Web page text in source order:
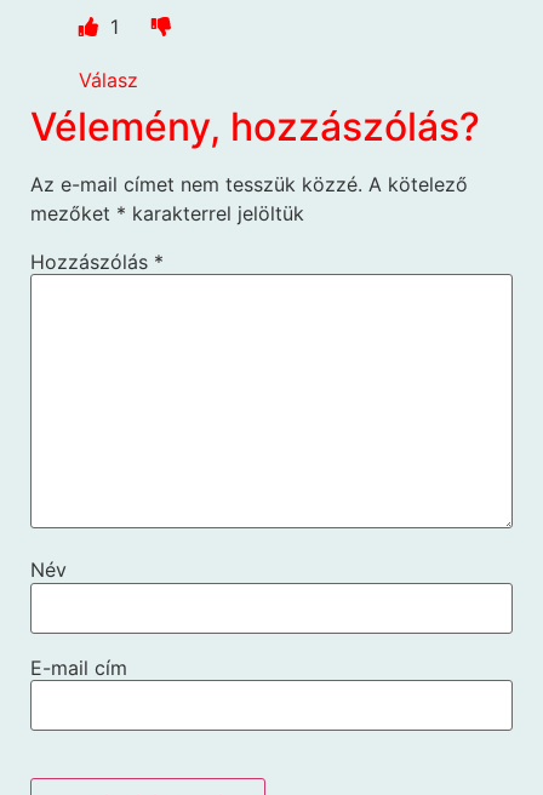
1
Válasz
Vélemény, hozzászólás?
Az e-mail címet nem tesszük közzé. A kötelező
mezőket * karakterrel jelöltük
Hozzászólás *
Név
E-mail cím